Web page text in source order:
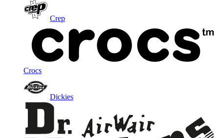
Crep
Crocs
Dickies